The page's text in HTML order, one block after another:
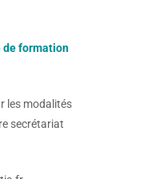
de formation
les modalités
secrétariat